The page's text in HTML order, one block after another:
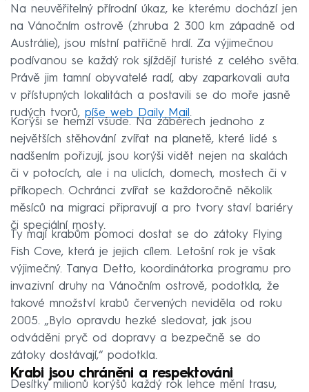
Na neuvěřitelný přírodní úkaz, ke kterému dochází jen
na Vánočním ostrově (zhruba 2 300 km západně od
Austrálie), jsou místní patřičně hrdí. Za výjimečnou
podívanou se každý rok sjíždějí turisté z celého světa.
Právě jim tamní obyvatelé radí, aby zaparkovali auta
v přístupných lokalitách a postavili se do moře jasně
rudých tvorů, píše web Daily Mail.
Korýši se hemží všude. Na záběrech jednoho z
největších stěhování zvířat na planetě, které lidé s
nadšením pořizují, jsou korýši vidět nejen na skalách
či v potocích, ale i na ulicích, domech, mostech či v
příkopech. Ochránci zvířat se každoročně několik
měsíců na migraci připravují a pro tvory staví bariéry
či speciální mosty.
Ty mají krabům pomoci dostat se do zátoky Flying
Fish Cove, která je jejich cílem. Letošní rok je však
výjimečný. Tanya Detto, koordinátorka programu pro
invazivní druhy na Vánočním ostrově, podotkla, že
takové množství krabů červených neviděla od roku
2005. „Bylo opravdu hezké sledovat, jak jsou
odváděni pryč od dopravy a bezpečně se do
zátoky dostávají,“ podotkla.
Krabi jsou chráněni a respektováni
Desítky milionů korýšů každý rok lehce mění trasu,